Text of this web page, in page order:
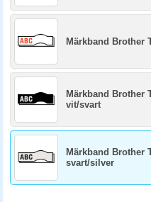
Märkband Brother
Märkband Brother
vit/svart
Märkband Brother
svart/silver